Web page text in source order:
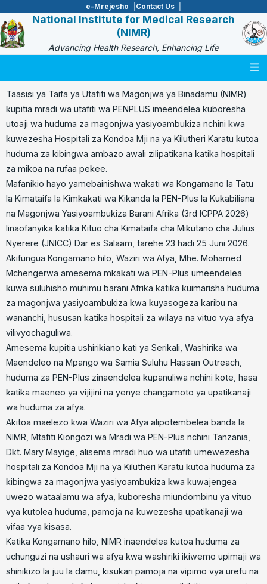
e-Mrejesho Contact Us
National Institute for Medical Research
(NIMR)
Advancing Health Research, Enhancing Life
Taasisi ya Taifa ya Utafiti wa Magonjwa ya Binadamu (NIMR)
kupitia mradi wa utafiti wa PENPLUS imeendelea kuboresha
utoaji wa huduma za magonjwa yasiyoambukiza nchini kwa
kuwezesha Hospitali za Kondoa Mji na ya Kilutheri Karatu kutoa
huduma za kibingwa ambazo awali zilipatikana katika hospitali
za mikoa na rufaa pekee.
Mafanikio hayo yamebainishwa wakati wa Kongamano la Tatu
la Kimataifa la Kimkakati wa Kikanda la PEN-Plus la Kukabiliana
na Magonjwa Yasiyoambukiza Barani Afrika (3rd ICPPA 2026)
linaofanyika katika Kituo cha Kimataifa cha Mikutano cha Julius
Nyerere (JNICC) Dar es Salaam, tarehe 23 hadi 25 Juni 2026.
Akifungua Kongamano hilo, Waziri wa Afya, Mhe. Mohamed
Mchengerwa amesema mkakati wa PEN-Plus umeendelea
kuwa suluhisho muhimu barani Afrika katika kuimarisha huduma
za magonjwa yasiyoambukiza kwa kuyasogeza karibu na
wananchi, hususan katika hospitali za wilaya na vituo vya afya
vilivyochaguliwa.
Amesema kupitia ushirikiano kati ya Serikali, Washirika wa
Maendeleo na Mpango wa Samia Suluhu Hassan Outreach,
huduma za PEN-Plus zinaendelea kupanuliwa nchini kote, hasa
katika maeneo ya vijijini na yenye changamoto ya upatikanaji
wa huduma za afya.
Akitoa maelezo kwa Waziri wa Afya alipotembelea banda la
NIMR, Mtafiti Kiongozi wa Mradi wa PEN-Plus nchini Tanzania,
Dkt. Mary Mayige, alisema mradi huo wa utafiti umewezesha
hospitali za Kondoa Mji na ya Kilutheri Karatu kutoa huduma za
kibingwa za magonjwa yasiyoambukiza kwa kuwajengea
uwezo wataalamu wa afya, kuboresha miundombinu ya vituo
vya kutolea huduma, pamoja na kuwezesha upatikanaji wa
vifaa vya kisasa.
Katika Kongamano hilo, NIMR inaendelea kutoa huduma za
uchunguzi na ushauri wa afya kwa washiriki ikiwemo upimaji wa
shinikizo la juu la damu, kisukari pamoja na vipimo vya urefu na